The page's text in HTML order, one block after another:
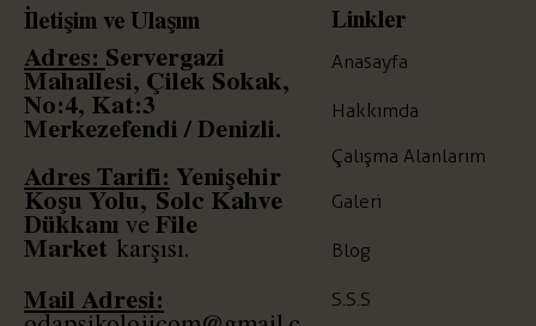
İletişim ve Ulaşım
Adres: Servergazi
Mahallesi, Çilek Sokak,
No:4, Kat:3
Merkezefendi / Denizli.
Adres Tarifi: Yenişehir
Koşu Yolu, Solc Kahve
Dükkanı veFile
Market karşısı.
Mail Adresi:
Linkler
Anasayfa
Hakkımda
Çalışma Alanlarım
Galeri
Blog
S.S.S